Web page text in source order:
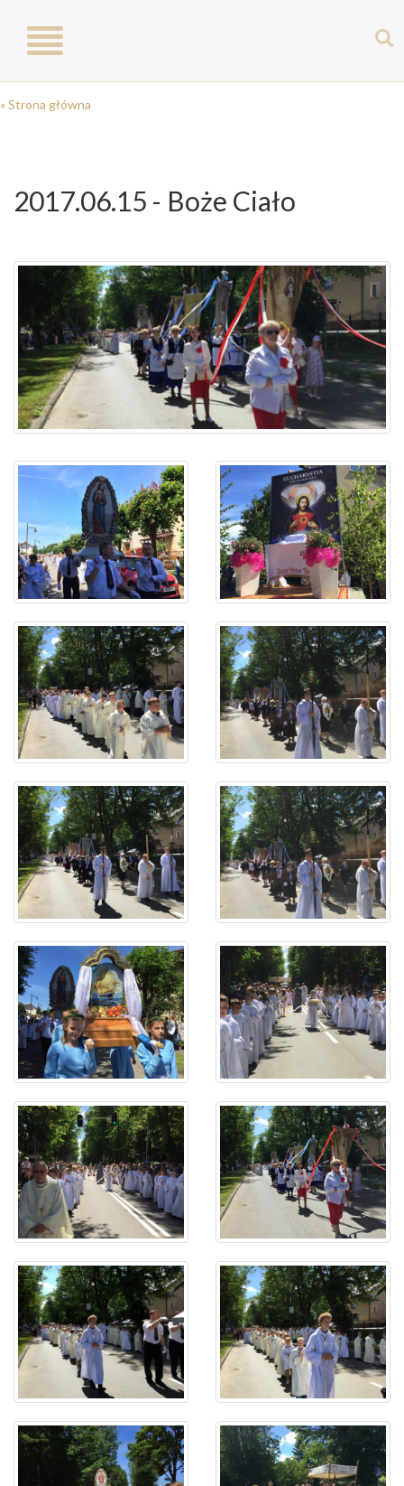
Toggle
navigation
« Strona główna
2017.06.15 - Boże Ciało